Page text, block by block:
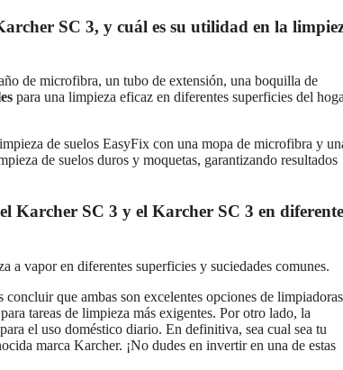
SC 3, y cuál es su utilidad en la
de microfibra, un tubo de extensión, una boquilla de
para una limpieza eficaz en diferentes superficies del
de suelos EasyFix con una mopa de microfibra y
de suelos duros y moquetas, garantizando resultados
Karcher SC 3 y el Karcher SC 3 en
a vapor en diferentes superficies y suciedades comunes.
concluir que ambas son excelentes opciones de
tareas de limpieza más exigentes. Por otro lado, la
el uso doméstico diario. En definitiva, sea cual sea tu
marca Karcher. ¡No dudes en invertir en una de estas